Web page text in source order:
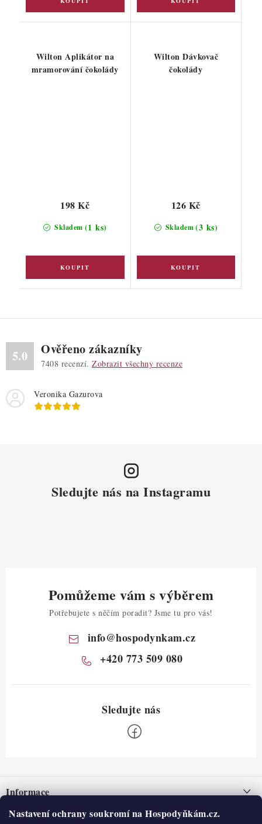
Nastavení ochrany soukromí na Hospodyňkám.cz.
Wilton Aplikátor na
mramorování čokolády
Skladem (1 ks)
198 Kč
Wilton Dávkovač
čokolády
Skladem(3 ks)
126 Kč
5.0 Ověřeno zákazníky
7408 recenzí. Zobrazit všechny recenze
Veronika Gazurova
Sledujte nás na Instagramu
Pomůžeme vám s výběrem
Potřebujete s něčím poradit? Jsme tu pro vás!
info@hospodynkam.cz
+420 773 509 080
pInformace
Nepřevzetí zásilky na dobírku